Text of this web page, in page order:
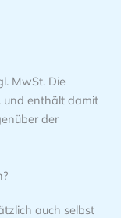
MwSt. Die
und enthält damit
der
auch selbst